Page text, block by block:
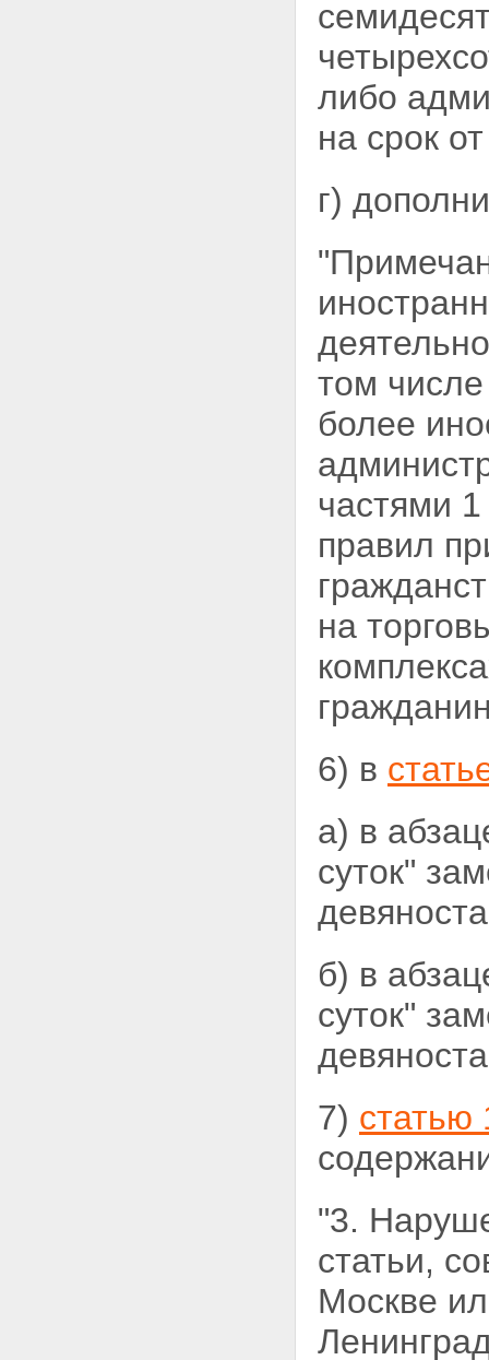
либо
на срок
г)
том
более
частями
правил
на
6) в
а) в
суток"
б) в
суток"
7) статью
"3.
статьи,
Москве